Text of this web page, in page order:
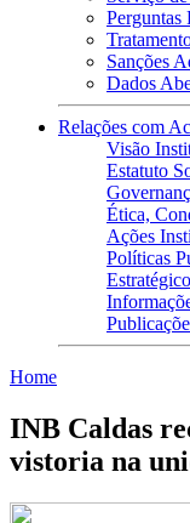
Perguntas
Sanções
Dados
Relações com
Visão
Estatuto
Ética,
Ações
Políticas
Home
INB Caldas
vistoria na